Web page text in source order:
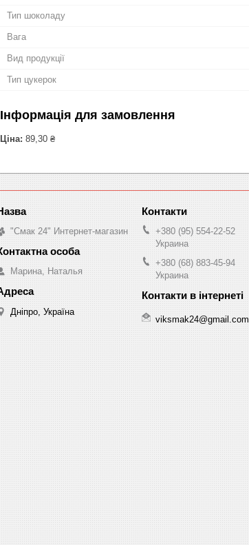
Тип шоколаду
Вага
Вид продукції
Тип цукерок
Інформація для замовлення
Ціна: 89,30 ₴
"Смак 24" Интернет-магазин
Марина, Наталья
Дніпро, Україна
+380 (95) 554-22-52
Украина
+380 (68) 883-45-94
Украина
viksmak24@gmail.com